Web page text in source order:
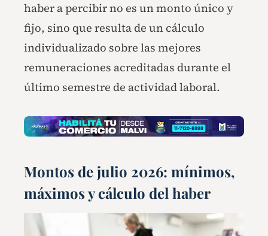
haber a percibir no es un monto único y
fijo, sino que resulta de un cálculo
individualizado sobre las mejores
remuneraciones acreditadas durante el
último semestre de actividad laboral.
Montos de julio 2026: mínimos,
máximos y cálculo del haber